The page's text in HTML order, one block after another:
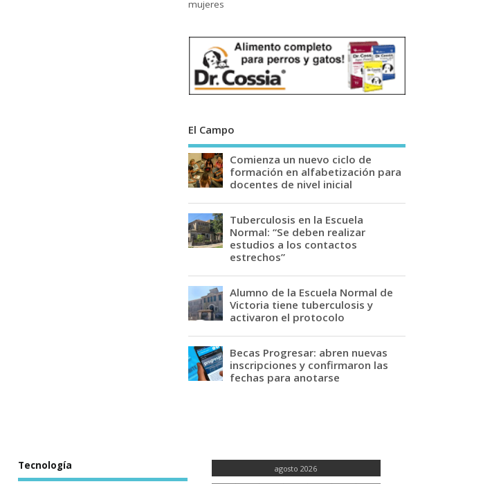
El Campo
Comienza un nuevo ciclo de
formación en alfabetización para
docentes de nivel inicial
Tuberculosis en la Escuela
Normal: “Se deben realizar
estudios a los contactos
estrechos”
Alumno de la Escuela Normal de
Victoria tiene tuberculosis y
activaron el protocolo
Becas Progresar: abren nuevas
inscripciones y confirmaron las
fechas para anotarse
Tecnología agosto 2026